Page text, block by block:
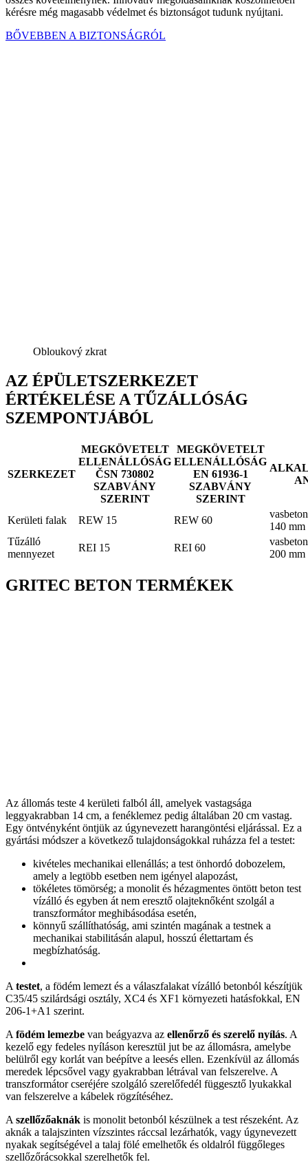
kérésre még magasabb védelmet és biztonságot tudunk nyújtani.
BŐVEBBEN A BIZTONSÁGRÓL
Obloukový zkrat
AZ ÉPÜLETSZERKEZET
ÉRTÉKELÉSE A TŰZÁLLÓSÁG
SZEMPONTJÁBÓL
SZERKEZET
MEGKÖVETELT
ELLENÁLLÓSÁG
ČSN 730802
SZABVÁNY
SZERINT
MEGKÖVETELT
ELLENÁLLÓSÁG
EN 61936-1
SZABVÁNY
SZERINT
Kerületi falak REW 15 REW 60
140 mm
Tűzálló
mennyezet
REI 15 REI 60
200 mm
GRITEC BETON TERMÉKEK
Az állomás teste 4 kerületi falból áll, amelyek vastagsága
leggyakrabban 14 cm, a fenéklemez pedig általában 20 cm vastag.
Egy öntvényként öntjük az úgynevezett harangöntési eljárással. Ez a
gyártási módszer a következő tulajdonságokkal ruházza fel a testet:
kivételes mechanikai ellenállás; a test önhordó dobozelem,
amely a legtöbb esetben nem igényel alapozást,
tökéletes tömörség; a monolit és hézagmentes öntött beton test
vízálló és egyben át nem eresztő olajteknőként szolgál a
transzformátor meghibásodása esetén,
könnyű szállíthatóság, ami szintén magának a testnek a
mechanikai stabilitásán alapul, hosszú élettartam és
megbízhatóság.
A testet, a födém lemezt és a válaszfalakat vízálló betonból készítjük
C35/45 szilárdsági osztály, XC4 és XF1 környezeti hatásfokkal, EN
206-1+A1 szerint.
A födém lemezbe van beágyazva az ellenőrző és szerelő nyílás. A
kezelő egy fedeles nyíláson keresztül jut be az állomásra, amelybe
belülről egy korlát van beépítve a leesés ellen. Ezenkívül az állomás
meredek lépcsővel vagy gyakrabban létrával van felszerelve. A
transzformátor cseréjére szolgáló szerelőfedél függesztő lyukakkal
van felszerelve a kábelek rögzítéséhez.
A szellőzőaknák is monolit betonból készülnek a test részeként. Az
aknák a talajszinten vízszintes ráccsal lezárhatók, vagy úgynevezett
nyakak segítségével a talaj fölé emelhetők és oldalról függőleges
szellőzőrácsokkal szerelhetők fel.